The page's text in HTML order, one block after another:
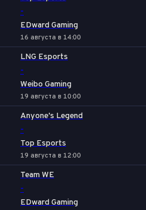
-
EDward Gaming
16 августа в 14:00
LNG Esports
-
Weibo Gaming
19 августа в 10:00
Anyone's Legend
-
Top Esports
19 августа в 12:00
Team WE
-
EDward Gaming